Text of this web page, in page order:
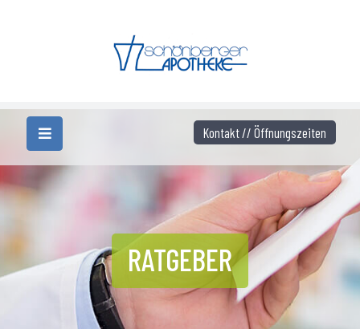
RATGEBER
Kontakt // Öffnungszeiten